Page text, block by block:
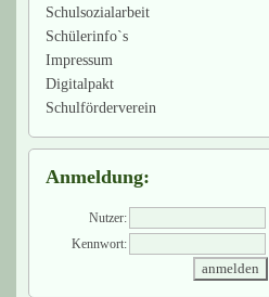
Schulsozialarbeit
Schülerinfo`s
Impressum
Digitalpakt
Schulförderverein
Anmeldung:
Nutzer:
Kennwort: